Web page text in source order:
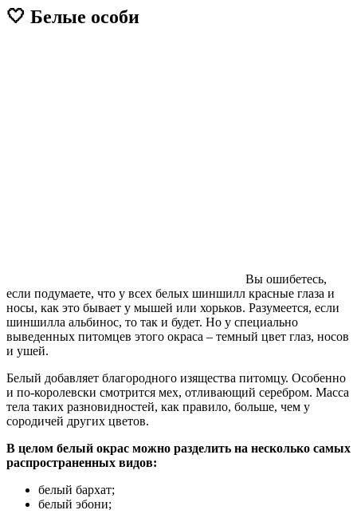
🤍 Белые особи
Вы ошибетесь,
если подумаете, что у всех белых шиншилл красные глаза и
носы, как это бывает у мышей или хорьков. Разумеется, если
шиншилла альбинос, то так и будет. Но у специально
выведенных питомцев этого окраса – темный цвет глаз, носов
и ушей.
Белый добавляет благородного изящества питомцу. Особенно
и по-королевски смотрится мех, отливающий серебром. Масса
тела таких разновидностей, как правило, больше, чем у
сородичей других цветов.
В целом белый окрас можно разделить на несколько самых
распространенных видов:
белый бархат;
белый эбони;